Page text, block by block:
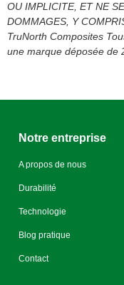
OU IMPLICITE, ET NE
DOMMAGES, Y
TruNorth Composites
une marque déposée de
Notre entreprise
A propos de nous
Durabilité
Technologie
Blog pratique
Contact